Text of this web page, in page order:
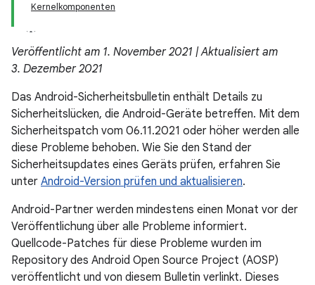
Kernelkomponenten
Veröffentlicht am 1. November 2021 | Aktualisiert am
3. Dezember 2021
Das Android-Sicherheitsbulletin enthält Details zu
Sicherheitslücken, die Android-Geräte betreffen. Mit dem
Sicherheitspatch vom 06.11.2021 oder höher werden alle
diese Probleme behoben. Wie Sie den Stand der
Sicherheitsupdates eines Geräts prüfen, erfahren Sie
unter Android-Version prüfen und aktualisieren.
Android-Partner werden mindestens einen Monat vor der
Veröffentlichung über alle Probleme informiert.
Quellcode-Patches für diese Probleme wurden im
Repository des Android Open Source Project (AOSP)
veröffentlicht und von diesem Bulletin verlinkt. Dieses